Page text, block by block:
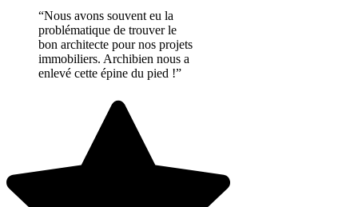
“Nous avons souvent eu la
problématique de trouver le
bon architecte pour nos projets
immobiliers. Archibien nous a
enlevé cette épine du pied !”